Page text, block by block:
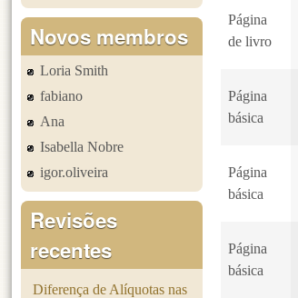
Página
de livro
Página
básica
Página
básica
Página
básica
Novos membros
Loria Smith
fabiano
Ana
Isabella Nobre
igor.oliveira
Revisões
recentes
Diferença de Alíquotas nas